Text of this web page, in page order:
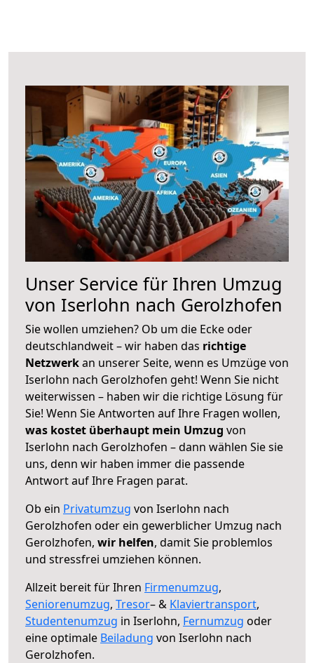
Unser Service für Ihren Umzug
von Iserlohn nach Gerolzhofen
Sie wollen umziehen? Ob um die Ecke oder
deutschlandweit – wir haben das richtige
Netzwerkan unserer Seite, wenn es Umzüge von
Iserlohn nach Gerolzhofen geht! Wenn Sie nicht
weiterwissen – haben wir die richtige Lösung für
Sie! Wenn Sie Antworten auf Ihre Fragen wollen,
was kostet überhaupt mein Umzug von
Iserlohn nach Gerolzhofen – dann wählen Sie sie
uns, denn wir haben immer die passende
Antwort auf Ihre Fragen parat.
Ob ein Privatumzug von Iserlohn nach
Gerolzhofen oder ein gewerblicher Umzug nach
Gerolzhofen, wir helfen, damit Sie problemlos
und stressfrei umziehen können.
Allzeit bereit für Ihren Firmenumzug,
Seniorenumzug, Tresor– & Klaviertransport,
Studentenumzug in Iserlohn, Fernumzug oder
eine optimale Beiladung von Iserlohn nach
Gerolzhofen.